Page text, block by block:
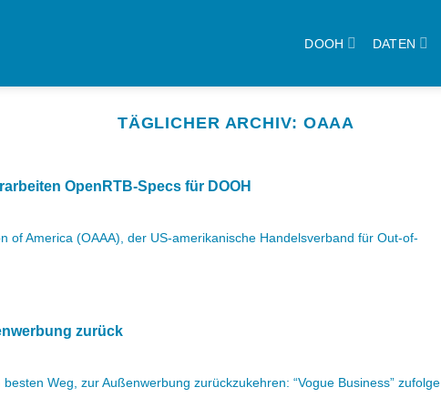
DOOH DATEN
TÄGLICHER ARCHIV: OAAA
OpenRTB-Specs für DOOH
of America (OAAA), der US-amerikanische Handelsverband für Out-of-
zurück
Weg, zur Außenwerbung zurückzukehren: “Vogue Business” zufolge